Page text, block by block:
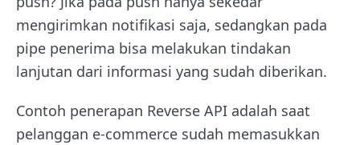
mengirimkan notifikasi saja, sedangkan pada
pipe penerima bisa melakukan tindakan
lanjutan dari informasi yang sudah diberikan.
Contoh penerapan Reverse API adalah saat
pelanggan e-commerce sudah memasukkan